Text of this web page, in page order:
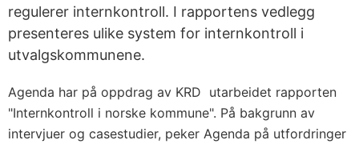
regulerer internkontroll. I rapportens vedlegg
presenteres ulike system for internkontroll i
utvalgskommunene.
Agenda har på oppdrag av KRD utarbeidet rapporten
"Internkontroll i norske kommune". På bakgrunn av
intervjuer og casestudier, peker Agenda på utfordringer